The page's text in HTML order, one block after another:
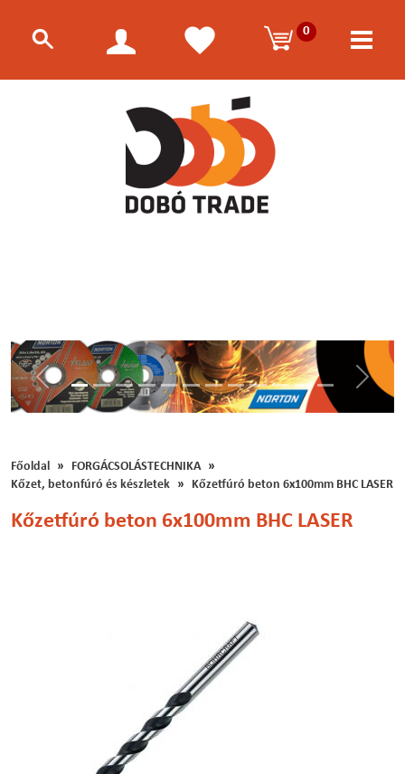
0
Előző
Főoldal
FORGÁCSOLÁSTECHNIKA
Kőzet, betonfúró és készletek
Kőzetfúró beton 6x100mm BHC LASER
Kőzetfúró beton 6x100mm BHC LASER